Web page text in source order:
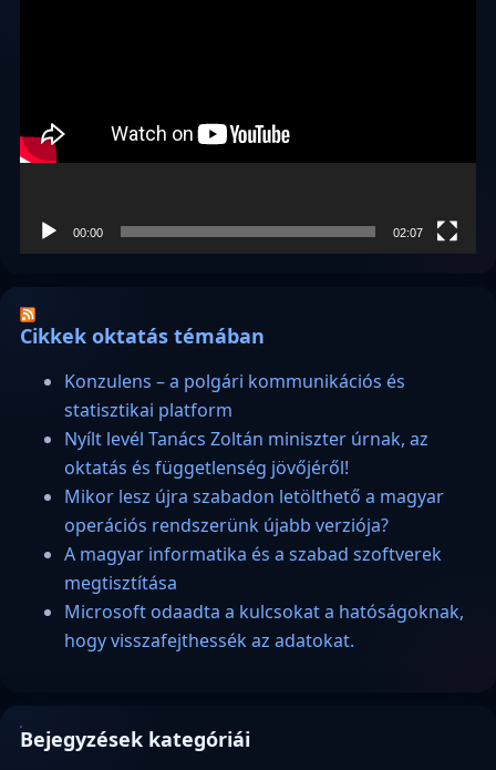
00:00 02:07
Cikkek oktatás témában
Konzulens – a polgári kommunikációs és
statisztikai platform
Nyílt levél Tanács Zoltán miniszter úrnak, az
oktatás és függetlenség jövőjéről!
Mikor lesz újra szabadon letölthető a magyar
operációs rendszerünk újabb verziója?
A magyar informatika és a szabad szoftverek
megtisztítása
Microsoft odaadta a kulcsokat a hatóságoknak,
hogy visszafejthessék az adatokat.
Bejegyzések kategóriái